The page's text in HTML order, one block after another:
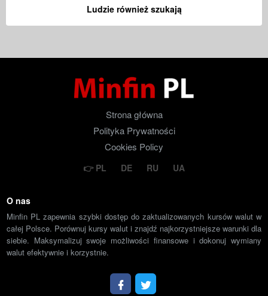
Ludzie również szukają
Strona główna
Polityka Prywatności
Cookies Policy
PL DE RU UA
O nas
Minfin PL zapewnia szybki dostęp do zaktualizowanych kursów walut w
całej Polsce. Porównuj kursy walut i znajdź najkorzystniejsze warunki dla
siebie. Maksymalizuj swoje możliwości finansowe i dokonuj wymiany
walut efektywnie i korzystnie.